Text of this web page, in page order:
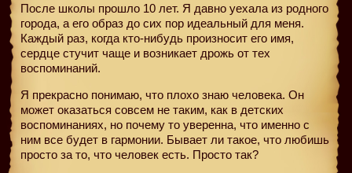
После школы прошло 10 лет. Я давно уехала из родного
города, а его образ до сих пор идеальный для меня.
Каждый раз, когда кто-нибудь произносит его имя,
сердце стучит чаще и возникает дрожь от тех
воспоминаний.
Я прекрасно понимаю, что плохо знаю человека. Он
может оказаться совсем не таким, как в детских
воспоминаниях, но почему то уверенна, что именно с
ним все будет в гармонии. Бывает ли такое, что любишь
просто за то, что человек есть. Просто так?